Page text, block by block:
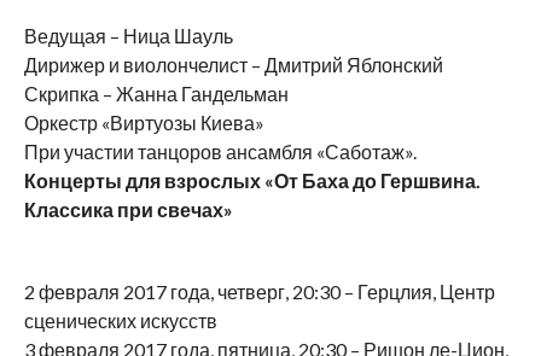
Ведущая – Ница Шауль
Дирижер и виолончелист – Дмитрий Яблонский
Скрипка – Жанна Гандельман
Оркестр «Виртуозы Киева»
При участии танцоров ансамбля «Саботаж».
Концерты для взрослых «От Баха до Гершвина.
Классика при свечах»
2 февраля 2017 года, четверг, 20:30 – Герцлия, Центр
сценических искусств
3 февраля 2017 года, пятница, 20:30 – Ришон ле-Цион,